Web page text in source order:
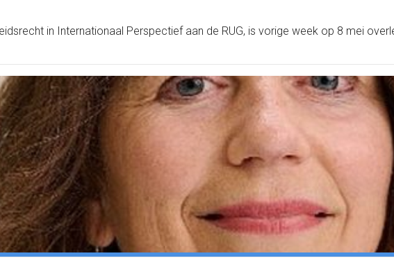
in Internationaal Perspectief aan de RUG, is vorige week op 8 mei